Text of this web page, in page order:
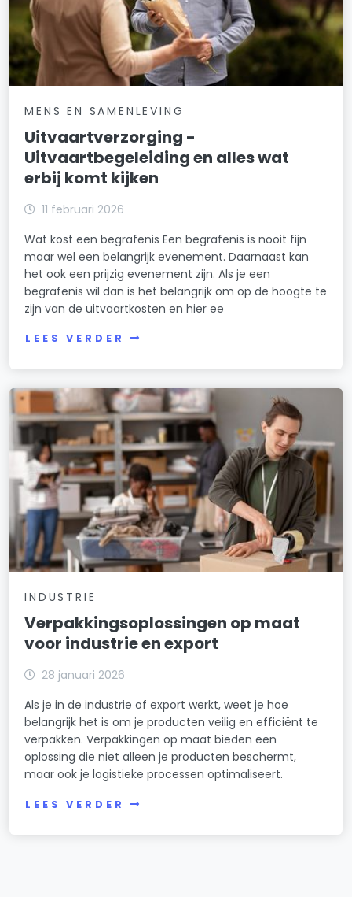
MENS EN SAMENLEVING
Uitvaartverzorging -
Uitvaartbegeleiding en alles wat
erbij komt kijken
11 februari 2026
Wat kost een begrafenis Een begrafenis is nooit fijn
maar wel een belangrijk evenement. Daarnaast kan
het ook een prijzig evenement zijn. Als je een
begrafenis wil dan is het belangrijk om op de hoogte te
zijn van de uitvaartkosten en hier ee
LEES VERDER
INDUSTRIE
Verpakkingsoplossingen op maat
voor industrie en export
28 januari 2026
Als je in de industrie of export werkt, weet je hoe
belangrijk het is om je producten veilig en efficiënt te
verpakken. Verpakkingen op maat bieden een
oplossing die niet alleen je producten beschermt,
maar ook je logistieke processen optimaliseert.
LEES VERDER